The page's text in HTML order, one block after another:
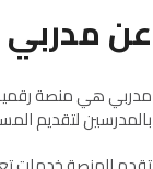
عن مدربي
مدربي هي منصة
بالمدرسين لتقديم